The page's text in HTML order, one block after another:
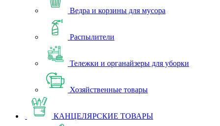
Ведра и корзины для мусора
Распылители
Тележки и органайзеры для уборки
Хозяйственные товары
КАНЦЕЛЯРСКИЕ ТОВАРЫ